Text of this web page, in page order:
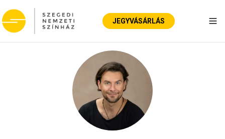
JEGYVÁSÁRLÁS